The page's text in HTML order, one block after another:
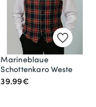
Marineblaue
Schottenkaro Weste
39.99€